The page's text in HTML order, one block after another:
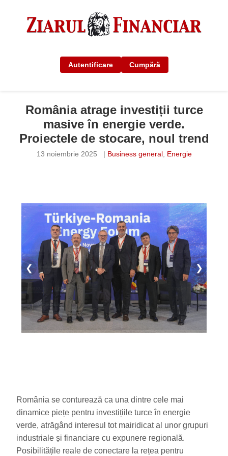
Autentificare Cumpără
România atrage investiții turce
masive în energie verde.
Proiectele de stocare, noul trend
13 noiembrie 2025 | Business general, Energie
❮ ❯
România se conturează ca una dintre cele mai
dinamice piețe pentru investițiile turce în energie
verde, atrăgând interesul tot mairidicat al unor grupuri
industriale și financiare cu expunere regională.
Posibilitățile reale de conectare la rețea pentru